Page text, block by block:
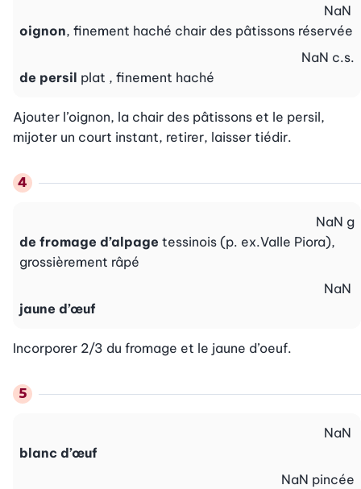
oignon, finement haché chair des pâtissons réservée
NaN
de persil plat , finement haché
NaN c.s.
Ajouter l’oignon, la chair des pâtissons et le persil,
mijoter un court instant, retirer, laisser tiédir.
de fromage d’alpage tessinois (p. ex.Valle Piora),
grossièrement râpé
NaN g
jaune d’œuf
NaN
Incorporer 2/3 du fromage et le jaune d’oeuf.
blanc d’œuf
NaN
NaN pincée